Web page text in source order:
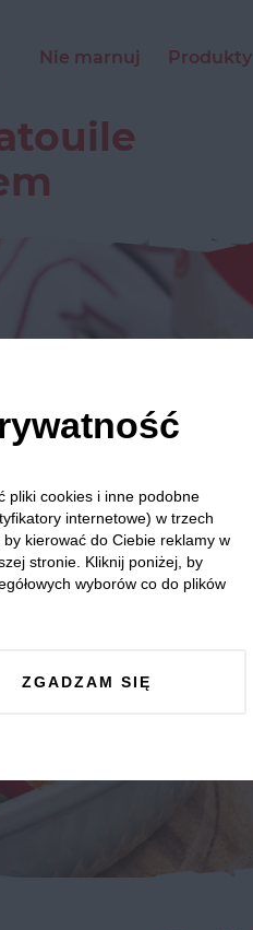
Nie marnuj Produkty
pliki cookies i inne podobne
internetowe) w trzech
kierować do Ciebie reklamy w
stronie. Kliknij poniżej, by
wyborów co do plików
ZGADZAM SIĘ